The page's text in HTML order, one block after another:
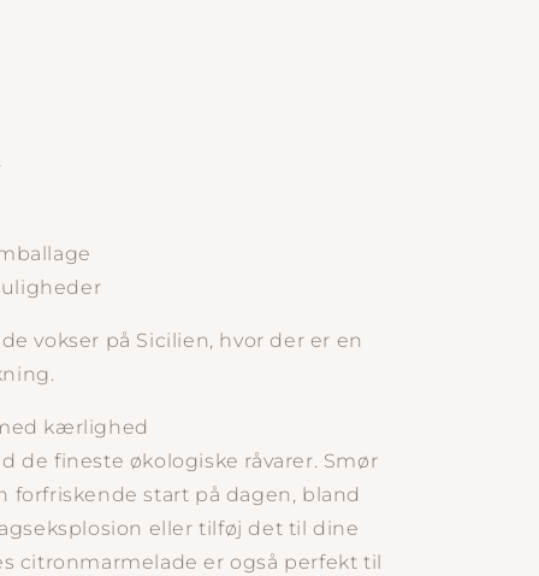
vokser på Sicilien, hvor der er en
kærlighed
de fineste økologiske råvarer. Smør
forfriskende start på dagen, bland
eller tilføj det til dine
citronmarmelade er også perfekt til